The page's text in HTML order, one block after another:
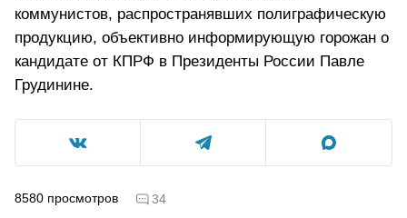
коммунистов, распространявших полиграфическую
продукцию, объективно информирующую горожан о
кандидате от КПРФ в Президенты России Павле
Грудинине.
8580 просмотров 34